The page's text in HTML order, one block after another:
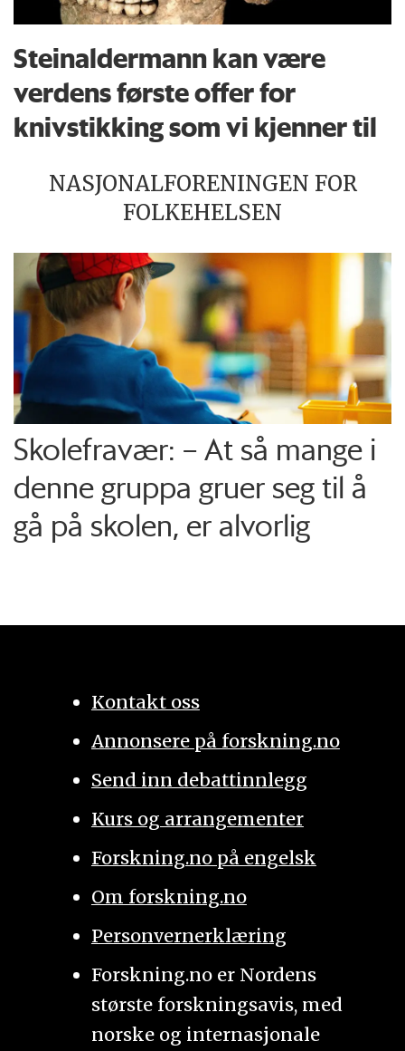
Steinaldermann kan være
verdens første offer for
knivstikking som vi kjenner til
NASJONALFORENINGEN FOR
FOLKEHELSEN
Skolefravær: – At så mange i
denne gruppa gruer seg til å
gå på skolen, er alvorlig
Kontakt oss
Annonsere på forskning.no
Send inn debattinnlegg
Kurs og arrangementer
Forskning.no på engelsk
Om forskning.no
Personvernerklæring
Forskning.no er Nordens
største forskningsavis, med
norske og internasjonale